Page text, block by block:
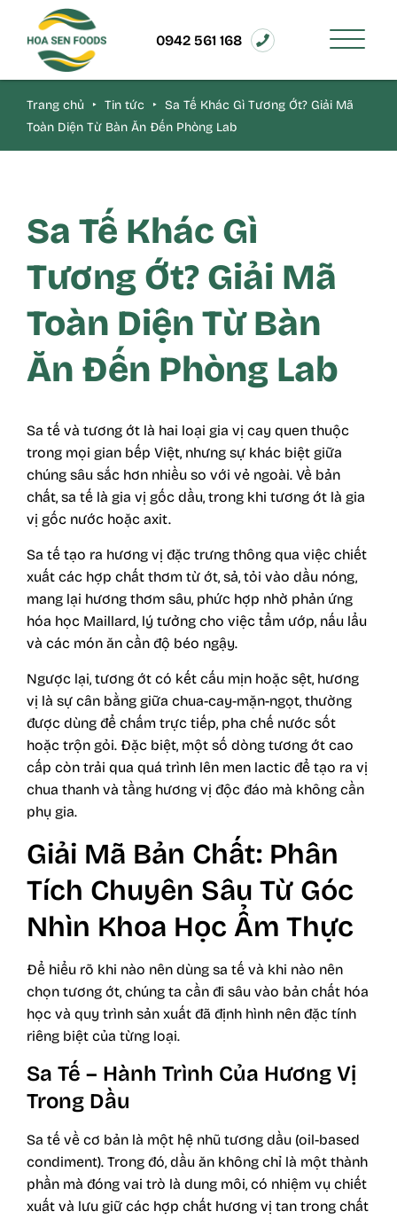
0942 561 168
Trang chủ ‣ Tin tức ‣ Sa Tế Khác Gì Tương Ớt? Giải Mã
Toàn Diện Từ Bàn Ăn Đến Phòng Lab
Sa Tế Khác Gì
Tương Ớt? Giải Mã
Toàn Diện Từ Bàn
Ăn Đến Phòng Lab
Sa tế và tương ớt là hai loại gia vị cay quen thuộc
trong mọi gian bếp Việt, nhưng sự khác biệt giữa
chúng sâu sắc hơn nhiều so với vẻ ngoài. Về bản
chất, sa tế là gia vị gốc dầu, trong khi tương ớt là gia
vị gốc nước hoặc axit.
Sa tế tạo ra hương vị đặc trưng thông qua việc chiết
xuất các hợp chất thơm từ ớt, sả, tỏi vào dầu nóng,
mang lại hương thơm sâu, phức hợp nhờ phản ứng
hóa học Maillard, lý tưởng cho việc tẩm ướp, nấu lẩu
và các món ăn cần độ béo ngậy.
Ngược lại, tương ớt có kết cấu mịn hoặc sệt, hương
vị là sự cân bằng giữa chua-cay-mặn-ngọt, thường
được dùng để chấm trực tiếp, pha chế nước sốt
hoặc trộn gỏi. Đặc biệt, một số dòng tương ớt cao
cấp còn trải qua quá trình lên men lactic để tạo ra vị
chua thanh và tầng hương vị độc đáo mà không cần
phụ gia.
Giải Mã Bản Chất: Phân
Tích Chuyên Sâu Từ Góc
Nhìn Khoa Học Ẩm Thực
Để hiểu rõ khi nào nên dùng sa tế và khi nào nên
chọn tương ớt, chúng ta cần đi sâu vào bản chất hóa
học và quy trình sản xuất đã định hình nên đặc tính
riêng biệt của từng loại.
Sa Tế – Hành Trình Của Hương Vị
Trong Dầu
Sa tế về cơ bản là một hệ nhũ tương dầu (oil-based
condiment). Trong đó, dầu ăn không chỉ là một thành
phần mà đóng vai trò là dung môi, có nhiệm vụ chiết
xuất và lưu giữ các hợp chất hương vị tan trong chất